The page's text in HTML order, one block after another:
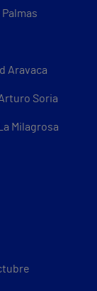
Aravaca
Soria
Milagrosa